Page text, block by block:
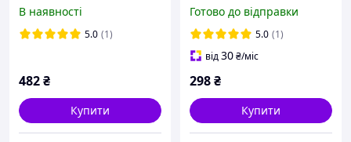
В наявності
5.0 (1)
482₴
Купити
Готово до відправки
5.0 (1)
від30₴/міс
298₴
Купити